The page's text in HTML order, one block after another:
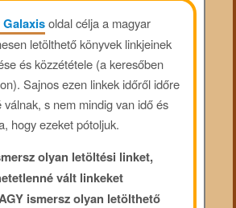
oldal célja a magyar
letölthető könyvek linkjeinek
és közzététele (a keresőben
Sajnos ezen linkek időről időre
s nem mindig van idő és
hogy ezeket pótoljuk.
olyan letöltési linket,
vált linkeket
ismersz olyan letölthető